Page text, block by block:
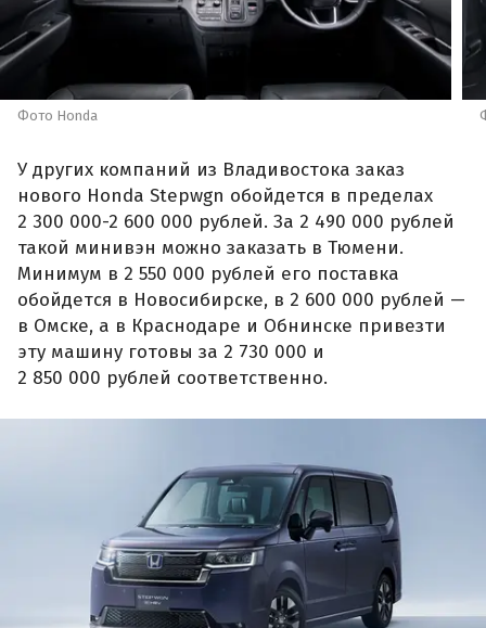
Фото Honda
У других компаний из Владивостока заказ
нового Honda Stepwgn обойдется в пределах
2 300 000-2 600 000 рублей. За 2 490 000 рублей
такой минивэн можно заказать в Тюмени.
Минимум в 2 550 000 рублей его поставка
обойдется в Новосибирске, в 2 600 000 рублей —
в Омске, а в Краснодаре и Обнинске привезти
эту машину готовы за 2 730 000 и
2 850 000 рублей соответственно.